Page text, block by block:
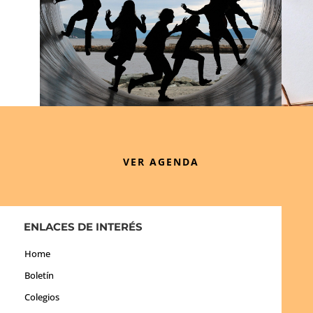
VER AGENDA
ENLACES DE INTERÉS
Home
Boletín
Colegios